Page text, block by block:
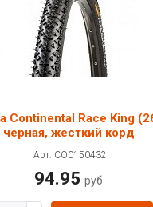
Continental Race King
черная, жесткий корд
Арт: CO0150432
94.95 руб